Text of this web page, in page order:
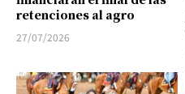
retenciones al agro
27/07/2026